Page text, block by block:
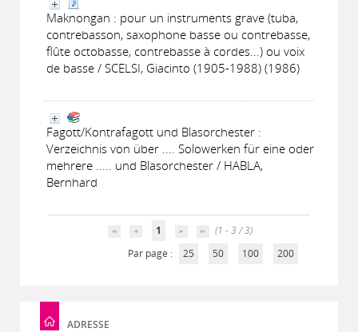
Maknongan : pour un instruments grave (tuba,
contrebasson, saxophone basse ou contrebasse,
flûte octobasse, contrebasse à cordes...) ou voix
de basse / SCELSI, Giacinto (1905-1988) (1986)
Fagott/Kontrafagott und Blasorchester :
Verzeichnis von über .... Solowerken für eine oder
mehrere ..... und Blasorchester / HABLA,
Bernhard
1
(1 - 3 / 3)
Par page :
25 50 100 200
ADRESSE